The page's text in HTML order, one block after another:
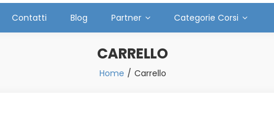
Contatti Blog Partner Categorie Corsi
CARRELLO
Home Carrello